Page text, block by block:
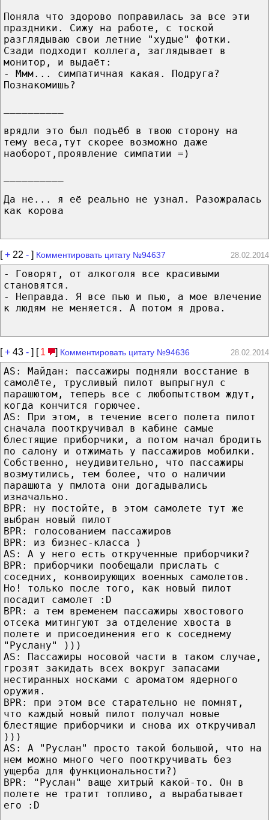
Поняла что здорово поправилась за все эти
праздники. Сижу на работе, с тоской
разглядываю свои летние "худые" фотки.
Сзади подходит коллега, заглядывает в
монитор, и выдаёт:
- Ммм... симпатичная какая. Подруга?
Познакомишь?
врядли это был подъёб в твою сторону на
тему веса,тут скорее возможно даже
наоборот,проявление симпатии =)
Да не... я её реально не узнал. Разожралась
как корова
[+ 22 - ] Комментировать цитату №94637 28.02.2014
- Говорят, от алкоголя все красивыми
становятся.
- Неправда. Я все пью и пью, а мое влечение
к людям не меняется. А потом я дрова.
[+ 43 - ] [ 1 ] Комментировать цитату №94636 28.02.2014
AS: Майдан: пассажиры подняли восстание в
самолёте, трусливый пилот выпрыгнул с
парашютом, теперь все с любопытством ждут,
когда кончится горючее.
AS: При этом, в течение всего полета пилот
сначала пооткручивал в кабине самые
блестящие приборчики, а потом начал бродить
по салону и отжимать у пассажиров мобилки.
Собственно, неудивительно, что пассажиры
возмутились, тем более, что о наличии
парашюта у пмлота они догадывались
изначально.
BPR: ну постойте, в этом самолете тут же
выбран новый пилот
BPR: голосованием пассажиров
BPR: из бизнес-класса )
AS: А у него есть открученные приборчики?
BPR: приборчики пообещали прислать с
соседних, конвоирующих военных самолетов.
Но! только после того, как новый пилот
посадит самолет :D
BPR: а тем временем пассажиры хвостового
отсека митингуют за отделение хвоста в
полете и присоединения его к соседнему
"Руслану" )))
AS: Пассажиры носовой части в таком случае,
грозят закидать всех вокруг запасами
нестиранных носками с ароматом ядерного
оружия.
BPR: при этом все старательно не помнят,
что каждый новый пилот получал новые
блестящие приборчики и снова их откручивал
)))
AS: А "Руслан" просто такой большой, что на
нем можно много чего пооткручивать без
ущерба для функциональности?)
BPR: "Руслан" ваще хитрый какой-то. Он в
полете не тратит топливо, а вырабатывает
его :D